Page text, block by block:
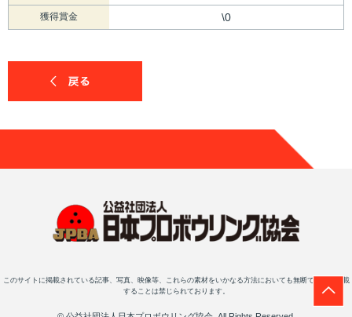
獲得賞金 \0
このサイトに掲載されている記事、写真、映像等、これらの素材をいかなる方法においても無断で複写・転載
することは禁じられております。